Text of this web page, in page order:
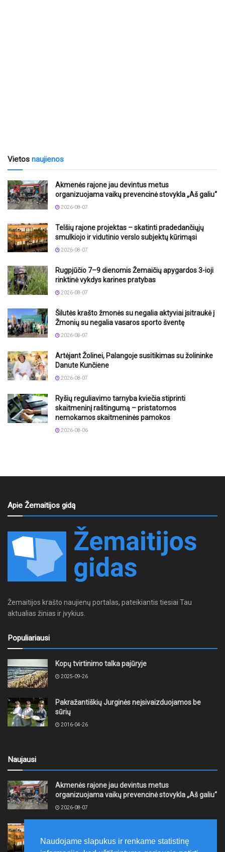
Vietos naujienos
Akmenės rajone jau devintus metus
organizuojama vaikų prevencinė stovykla „Aš galiu“
2026-08-07
Telšių rajone projektas – skatinti pradedančiųjų
smulkiojo ir vidutinio verslo subjektų kūrimąsi
2026-08-07
Rugpjūčio 7–9 dienomis Žemaičių apygardos 3-ioji
rinktinė vykdys karines pratybas
2026-08-07
Šilutės krašto žmonės su negalia aktyviai įsitraukė į
Žmonių su negalia vasaros sporto šventę
2026-08-07
Artėjant Žolinei, Palangoje susitikimas su žolininke
Danute Kunčiene
2026-08-07
Ryšių reguliavimo tarnyba kviečia stiprinti
skaitmeninį raštingumą – pristatomos
nemokamos skaitmeninės pamokos
2026-08-06
Apie Žemaitijos gidą
Žemaitijos krašto naujienų portalas, pateikiantis tiesiai Tau
aktualias žinias ir įvykius.
Populiariausi
Kopų tvirtinimo talka pajūryje
2025-09-26
Pakražantiškių Jurginės neįsivaizduojamos be
sūrių
2016-04-26
Naujausi
Akmenės rajone jau devintus metus
organizuojama vaikų prevencinė stovykla „Aš galiu“
2026-08-07
smulkiojo ir vidutinio verslo subjektų kūrimąsi
2026-08-07
Naudojame slapukus ir renkame statistinę